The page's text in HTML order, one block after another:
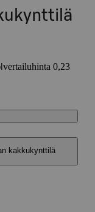
vertailuhinta 0,23
kakkukynttilä